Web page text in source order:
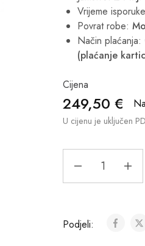
Vrijeme
Povrat robe:
Način plaćanja:
(plaćanje
Cijena
249,50€
U cijenu je uključen
Podjeli: